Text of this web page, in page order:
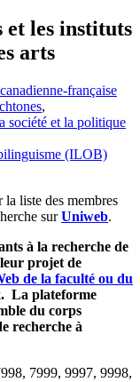
et les instituts
arts
française
,
société et la politique
(ILOB)
liste des membres
surUniweb.
à la recherche de
projet de
de la faculté ou du
La plateforme
du corps
recherche à
7999, 9997, 9998,